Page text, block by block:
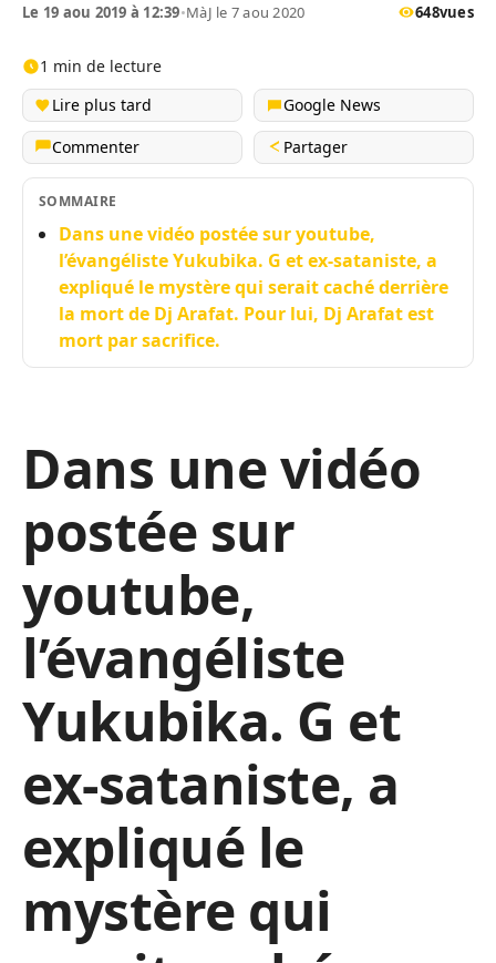
Le 19 aou 2019 à 12:39•MàJ le 7 aou 2020 648vues
1 min de lecture
Lire plus tard
Google News
Commenter
Partager
SOMMAIRE
Dans une vidéo postée sur youtube,
l’évangéliste Yukubika. G et ex-sataniste, a
expliqué le mystère qui serait caché derrière
la mort de Dj Arafat. Pour lui, Dj Arafat est
mort par sacrifice.
Dans une vidéo
postée sur
youtube,
l’évangéliste
Yukubika. G et
ex-sataniste, a
expliqué le
mystère qui